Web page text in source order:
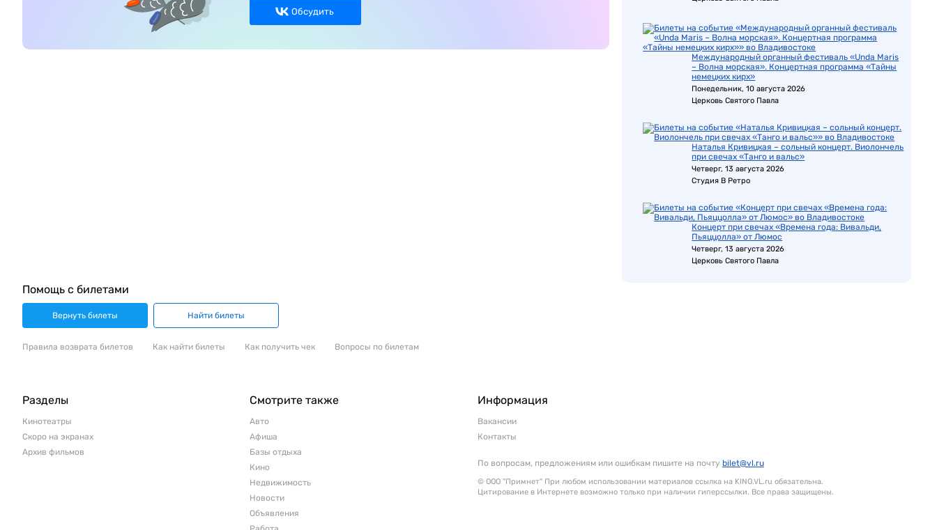
Обсудить
Международный органный фестиваль «Unda Maris
– Волна морская». Концертная программа «Тайны
немецких кирх»
Понедельник, 10 августа 2026
Церковь Святого Павла
Наталья Кривицкая – сольный концерт. Виолончель
при свечах «Танго и вальс»
Четверг, 13 августа 2026
Студия В Ретро
Концерт при свечах «Времена года: Вивальди,
Пьяццолла» от Люмос
Четверг, 13 августа 2026
Церковь Святого Павла
Помощь с билетами
Вернуть билеты Найти билеты
Правила возврата билетов Как найти билеты Как получить чек Вопросы по билетам
Разделы
Кинотеатры
Скоро на экранах
Архив фильмов
Смотрите также
Авто
Афиша
Базы отдыха
Кино
Недвижимость
Новости
Объявления
Информация
Вакансии
Контакты
По вопросам, предложениям или ошибкам пишите на почту bilet@vl.ru
© ООО "Примнет" При любом использовании материалов ссылка на KINO.VL.ru обязательна.
Цитирование в Интернете возможно только при наличии гиперссылки. Все права защищены.